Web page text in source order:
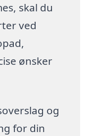
skal du
ved
ønsker
og
for din